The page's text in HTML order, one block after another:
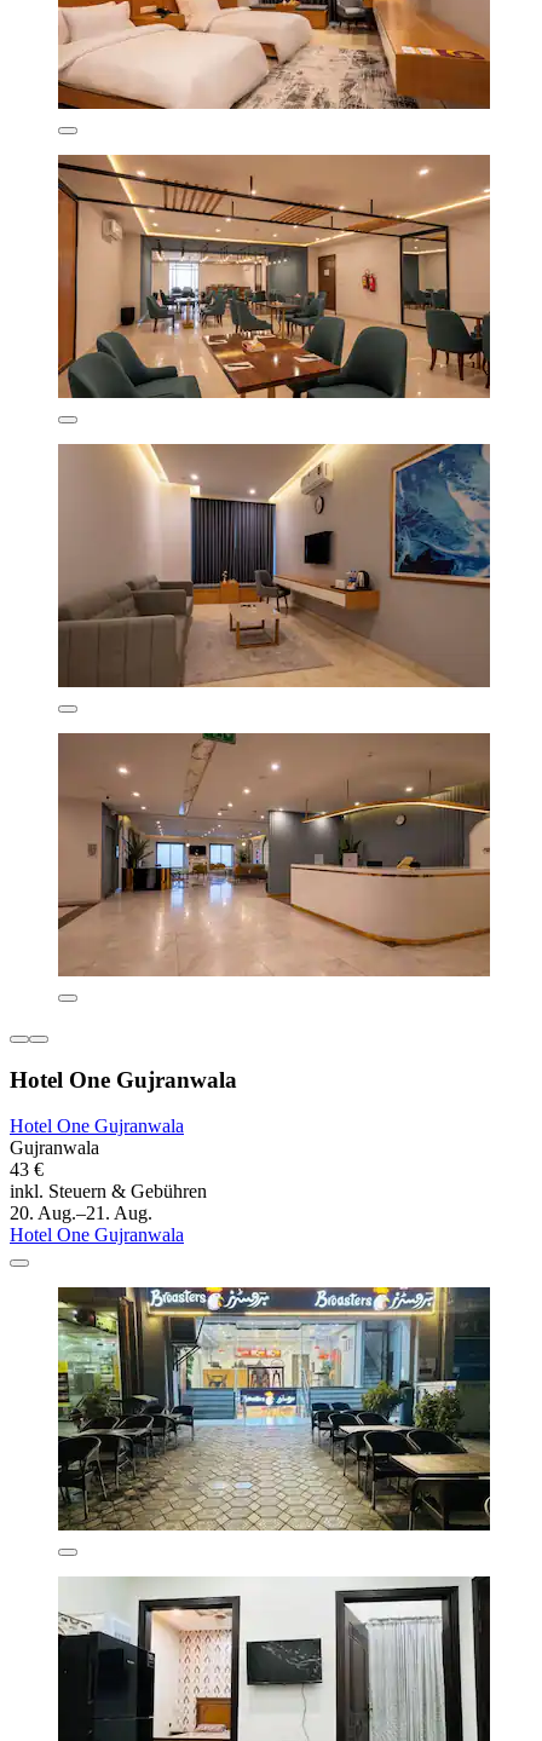
Hotel One Gujranwala
Hotel One Gujranwala
Gujranwala
43 €
inkl. Steuern & Gebühren
20. Aug.–21. Aug.
Hotel One Gujranwala